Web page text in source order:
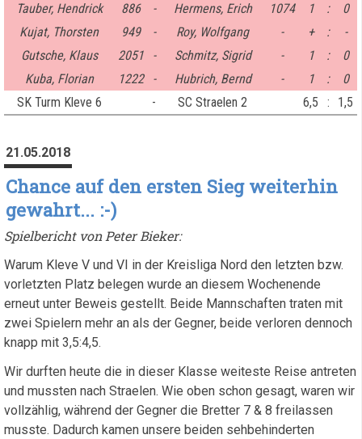
Tauber, Hendrick
886 - Hermens, Erich 1074 1 :
0
Kujat, Thorsten
949 - Roy, Wolfgang - + :
-
Gutsche, Klaus
2051 - Schmitz, Sigrid - 1 :
0
Kuba, Florian
1222 - Hubrich, Bernd - 1 :
0
SK Turm Kleve 6
- SC Straelen 2 6,5 : 1,5
21.05.2018
Chance auf den ersten Sieg weiterhin
gewahrt... :-)
Spielbericht von Peter Bieker:
Warum Kleve V und VI in der Kreisliga Nord den letzten bzw.
vorletzten Platz belegen wurde an diesem Wochenende
erneut unter Beweis gestellt. Beide Mannschaften traten mit
zwei Spielern mehr an als der Gegner, beide verloren dennoch
knapp mit 3,5:4,5.
Wir durften heute die in dieser Klasse weiteste Reise antreten
und mussten nach Straelen. Wie oben schon gesagt, waren wir
vollzählig, während der Gegner die Bretter 7 & 8 freilassen
musste. Dadurch kamen unsere beiden sehbehinderten